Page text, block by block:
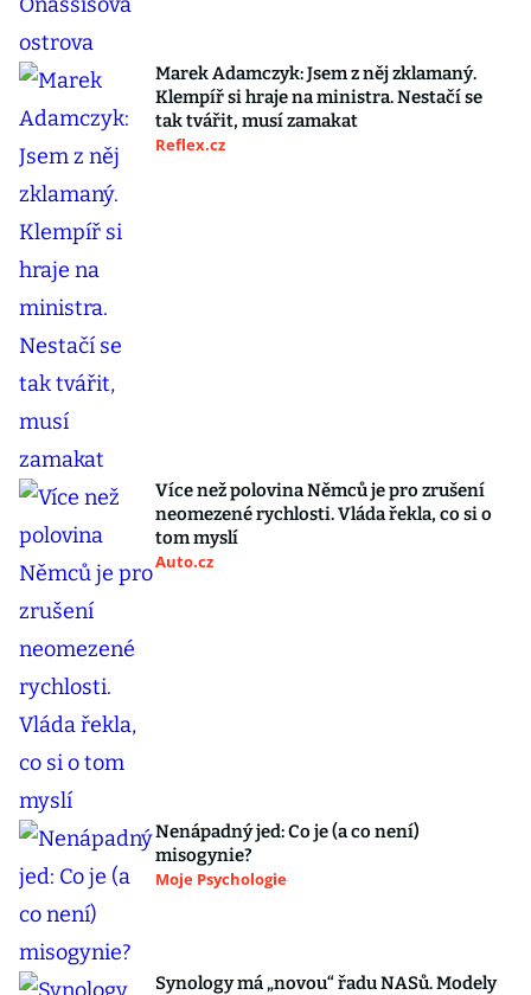
Marek Adamczyk: Jsem z něj zklamaný.
Klempíř si hraje na ministra. Nestačí se
tak tvářit, musí zamakat
Reflex.cz
Více než polovina Němců je pro zrušení
neomezené rychlosti. Vláda řekla, co si o
tom myslí
Auto.cz
Nenápadný jed: Co je (a co není)
misogynie?
Moje Psychologie
Synology má „novou“ řadu NASů. Modely